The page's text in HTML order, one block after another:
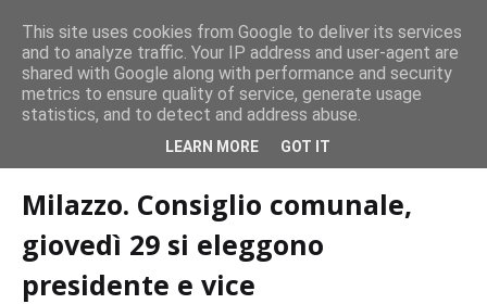
Milazzo 28ª Sagra del Pesce a Vaccarella: il programma
EVENTI
Milazzo. Consiglio comunale, giovedì 29 si
Milazzo. Consiglio comunale,
giovedì 29 si eleggono
presidente e vice
This site uses cookies from Google to deliver its services
and to analyze traffic. Your IP address and user-agent are
shared with Google along with performance and security
metrics to ensure quality of service, generate usage
statistics, and to detect and address abuse.
LEARN MORE GOT IT